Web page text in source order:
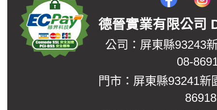
德晉實業有限公
公司：屏東縣93243
08-
門市：屏東縣93241